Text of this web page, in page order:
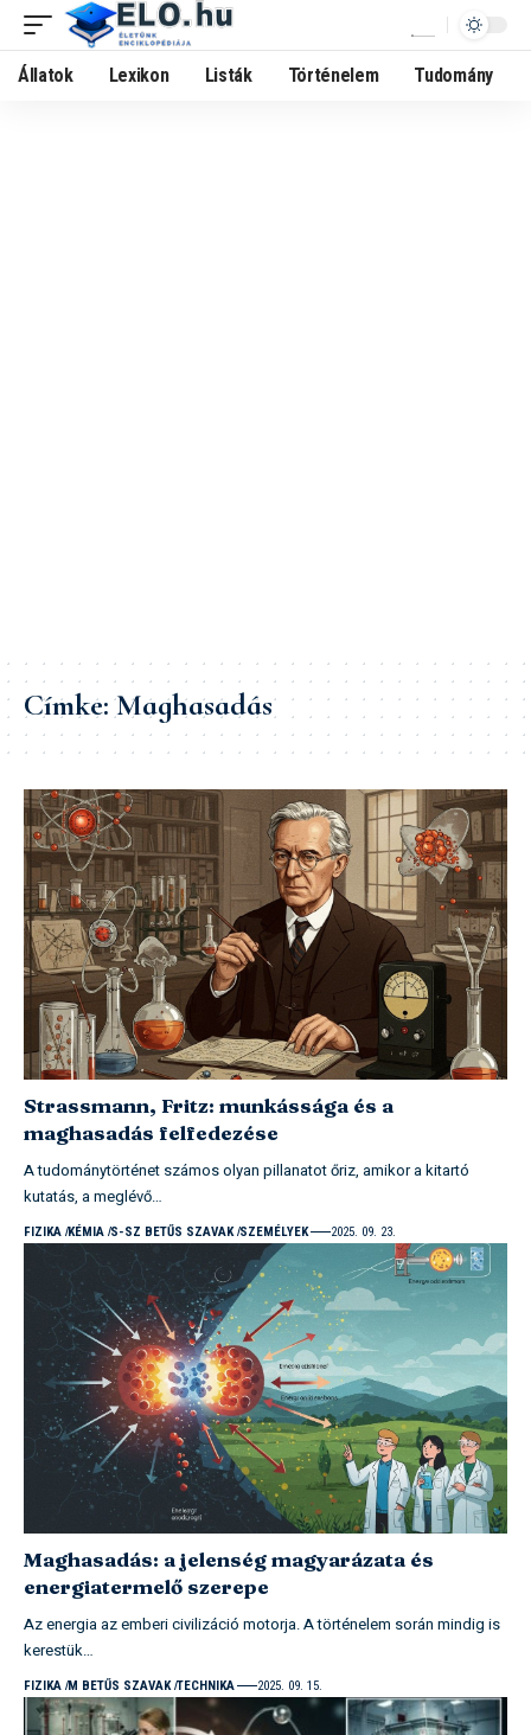
Állatok Lexikon Listák Történelem Tudomány
Címke:Maghasadás
Strassmann, Fritz: munkássága és a
maghasadás felfedezése
A tudománytörténet számos olyan pillanatot őriz, amikor a kitartó
kutatás, a meglévő…
FIZIKA KÉMIA S-SZ BETŰS SZAVAK SZEMÉLYEK 2025. 09. 23.
Maghasadás: a jelenség magyarázata és
energiatermelő szerepe
Az energia az emberi civilizáció motorja. A történelem során mindig is
kerestük…
FIZIKA M BETŰS SZAVAK TECHNIKA 2025. 09. 15.